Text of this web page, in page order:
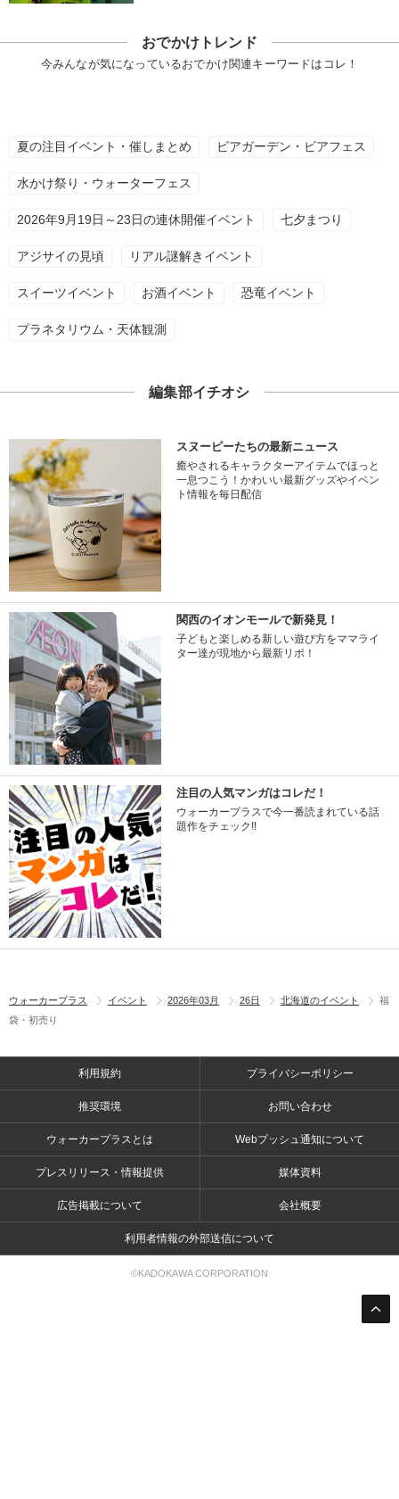
おでかけトレンド
今みんなが気になっているおでかけ関連キーワードはコレ！
夏の注目イベント・催しまとめ ビアガーデン・ビアフェス
水かけ祭り・ウォーターフェス
2026年9月19日～23日の連休開催イベント 七夕まつり
アジサイの見頃 リアル謎解きイベント
スイーツイベント お酒イベント 恐竜イベント
プラネタリウム・天体観測
編集部イチオシ
スヌーピーたちの最新ニュース
癒やされるキャラクターアイテムでほっと
一息つこう！かわいい最新グッズやイベン
ト情報を毎日配信
関西のイオンモールで新発見！
子どもと楽しめる新しい遊び方をママライ
ター達が現地から最新リポ！
注目の人気マンガはコレだ！
ウォーカープラスで今一番読まれている話
題作をチェック!!
ウォーカープラス イベント 2026年03月 26日 北海道のイベント
福
袋・初売り
利用規約 プライバシーポリシー
推奨環境 お問い合わせ
ウォーカープラスとは Webプッシュ通知について
プレスリリース・情報提供 媒体資料
広告掲載について 会社概要
利用者情報の外部送信について
©KADOKAWA CORPORATION